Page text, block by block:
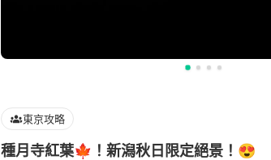
東京攻略
種月寺紅葉🍁！新潟秋日限定絕景！😍